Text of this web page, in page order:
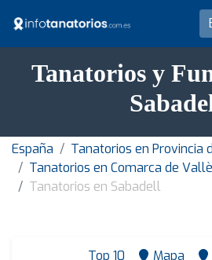
Tanatorios y
España
Tanatorios en Provincia
Tanatorios en Comarca de
Tanatorios en Sabadell
Top 10 Mapa